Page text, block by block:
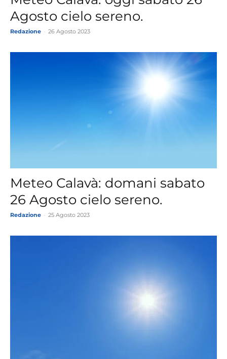
Agosto cielo sereno.
Redazione 26 Agosto 2023
Meteo Calavà: domani sabato
26 Agosto cielo sereno.
Redazione 25 Agosto 2023